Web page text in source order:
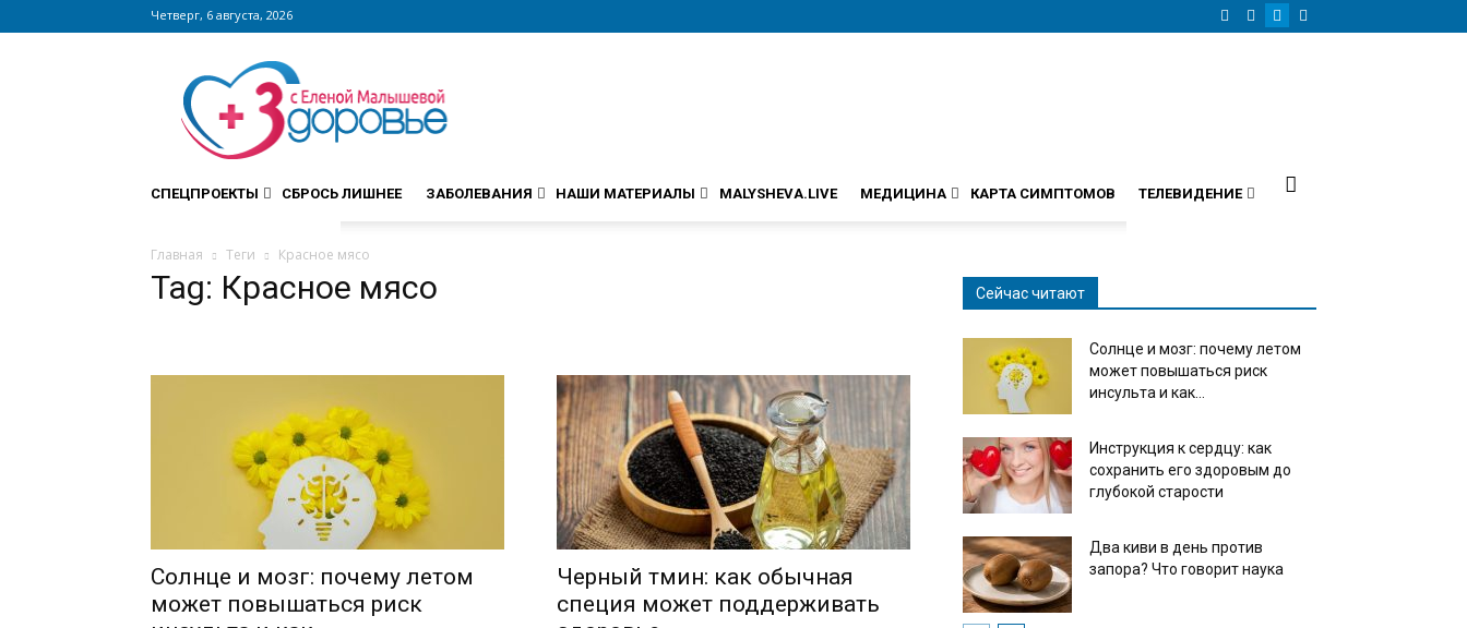
Четверг, 6 августа, 2026
Сайт
zdorovieinfo.ru
крупнейший
медицинский
интернет-
СПЕЦПРОЕКТЫ СБРОСЬ ЛИШНЕЕ ЗАБОЛЕВАНИЯ НАШИ МАТЕРИАЛЫ MALYSHEVA.LIVE МЕДИЦИНА КАРТА СИМПТОМОВ ТЕЛЕВИДЕНИЕ
Главная Теги Красное мясо
Tag: Красное мясо
Солнце и мозг: почему летом
может повышаться риск
Черный тмин: как обычная
специя может поддерживать
Сейчас читают
Солнце и мозг: почему летом
может повышаться риск
инсульта и как...
Инструкция к сердцу: как
сохранить его здоровым до
глубокой старости
Два киви в день против
запора? Что говорит наука